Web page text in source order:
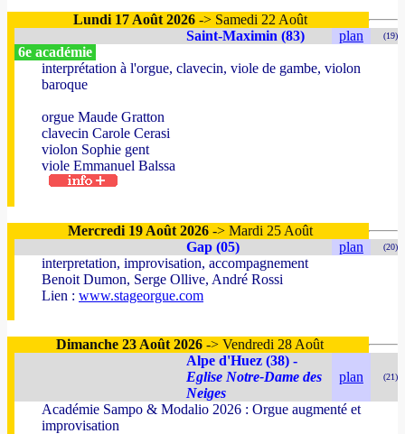
Lundi 17 Août 2026-> Samedi 22 Août
Saint-Maximin (83)
plan (19)
6e académie
interprétation à l'orgue, clavecin, viole de gambe, violon
baroque
orgue Maude Gratton
clavecin Carole Cerasi
violon Sophie gent
viole Emmanuel Balssa
Mercredi 19 Août 2026-> Mardi 25 Août
Gap (05)
plan (20)
interpretation, improvisation, accompagnement
Benoit Dumon, Serge Ollive, André Rossi
Lien : www.stageorgue.com
Dimanche 23 Août 2026 -> Vendredi 28 Août
Alpe d'Huez (38) -
Eglise Notre-Dame des
Neiges
plan (21)
Académie Sampo & Modalio 2026 : Orgue augmenté et
improvisation